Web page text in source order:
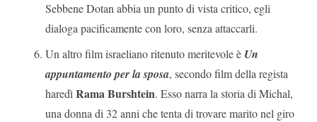
Sebbene Dotan abbia un punto di vista critico, egli
dialoga pacificamente con loro, senza attaccarli.
Un altro film israeliano ritenuto meritevole è Un
appuntamento per la sposa, secondo film della regista
haredìRama Burshtein. Esso narra la storia di Michal,
una donna di 32 anni che tenta di trovare marito nel giro